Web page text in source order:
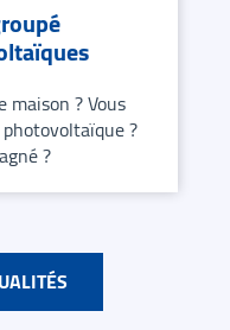
? Vous
?
?
achat groupé